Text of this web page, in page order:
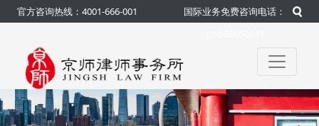
官方咨询热线：4001-666-001
国际业务免费咨询电话：